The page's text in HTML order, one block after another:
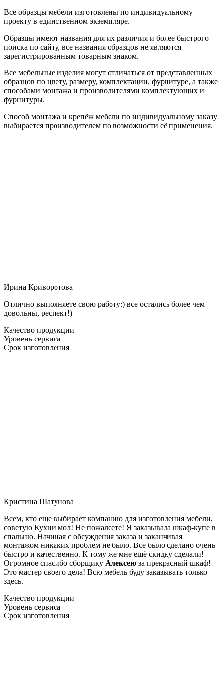
Все образцы мебели изготовлены по индивидуальному
проекту в единственном экземпляре.
Образцы имеют названия для их различия и более быстрого
поиска по сайту, все названия образцов не являются
зарегистрированным товарным знаком.
Все мебельные изделия могут отличаться от представленных
образцов по цвету, размеру, комплектации, фурнитуре, а также
способами монтажа и производителями комплектующих и
фурнитуры.
Способ монтажа и крепёж мебели по индивидуальному заказу
выбирается производителем по возможности её применения.
Ирина Криворотова
Отлично выполняете свою работу:) все остались более чем
довольны, респект!)
Качество продукции
Уровень сервиса
Срок изготовления
Кристина Шатунова
Всем, кто еще выбирает компанию для изготовления мебели,
советую Кухни мол! Не пожалеете! Я заказывала шкаф-купе в
спальню. Начиная с обсуждения заказа и заканчивая
монтажом никаких проблем не было. Все было сделано очень
быстро и качественно. К тому же мне ещё скидку сделали!
Огромное спасибо сборщику Алексею за прекрасный шкаф!
Это мастер своего дела! Всю мебель буду заказывать только
здесь.
Качество продукции
Уровень сервиса
Срок изготовления